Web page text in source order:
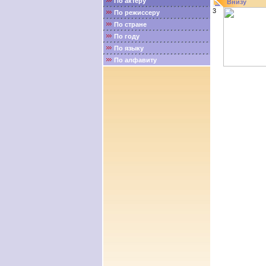
По режиссеру
По стране
По году
По языку
По алфавиту
Внизу
3